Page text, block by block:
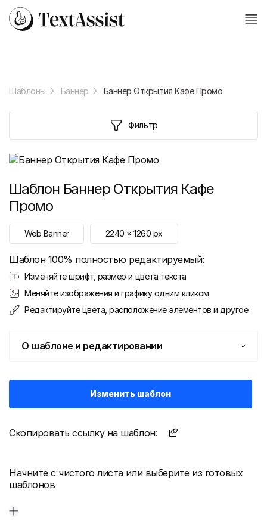
Шаблоны Баннер Баннер Открытия Кафе Промо
Фильтр
Шаблон Баннер Открытия Кафе
Промо
Web Banner 2240 x1260 px
Шаблон 100% полностью редактируемый:
Изменяйте шрифт, размер и цвета текста
Меняйте изображения и графику одним кликом
Редактируйте цвета, расположение элементов и другое
О шаблоне и редактировании
Изменить шаблон
Скопировать ссылку на шаблон:
Начните с чистого листа или выберите из готовых
шаблонов